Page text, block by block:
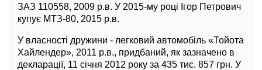
ЗАЗ 110558, 2009 р.в. У 2015-му році Ігор Петрович
купує МТЗ-80, 2015 р.в.
У власності дружини - легковий автомобіль «Тойота
Хайлендер», 2011 р.в., придбаний, як зазначено в
декларації, 11 cічня 2012 року за 435 тис. 857 грн. У